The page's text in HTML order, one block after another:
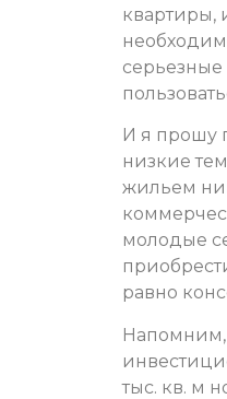
квартиры,
И я прошу
низкие
жильем
молодые
равно
Напомним,
тыс. кв. м